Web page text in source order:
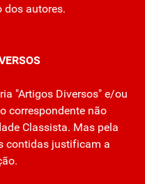
dos autores.
"Artigos Diversos" e/ou
correspondente não
Classista. Mas pela
contidas justificam a